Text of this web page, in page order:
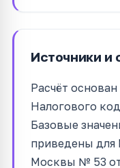
Источники и
Расчёт
Налогового
Базовые
приведены для
Москвы № 53 от